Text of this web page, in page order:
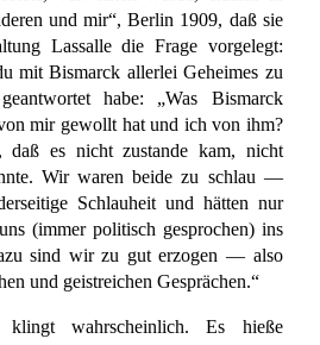
und mir“, Berlin 1909, daß sie
Lassalle die Frage vorgelegt:
mit Bismarck allerlei Geheimes zu
habe: „Was Bismarck
mir gewollt hat und ich von ihm?
es nicht zustande kam, nicht
Wir waren beide zu schlau —
Schlauheit und hätten nur
(immer politisch gesprochen) ins
sind wir zu gut erzogen — also
und geistreichen Gesprächen.“
klingt wahrscheinlich. Es hieße